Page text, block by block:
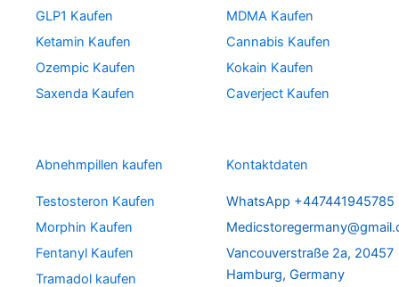
GLP1 Kaufen
Ketamin Kaufen
Ozempic Kaufen
Saxenda Kaufen
MDMA Kaufen
Cannabis Kaufen
Kokain Kaufen
Caverject Kaufen
Abnehmpillen kaufen
Testosteron Kaufen
Morphin Kaufen
Fentanyl Kaufen
Tramadol kaufen
Kontaktdaten
WhatsApp +447441945785
Vancouverstraße 2a, 20457
Hamburg, Germany